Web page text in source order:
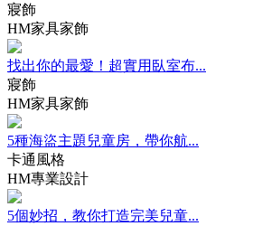
寢飾
HM家具家飾
找出你的最愛！超實用臥室布...
寢飾
HM家具家飾
5種海盜主題兒童房，帶你航...
卡通風格
HM專業設計
5個妙招，教你打造完美兒童...